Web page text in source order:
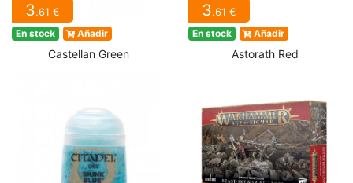
3.61 €
En stock Añadir
Castellan Green
3.61 €
En stock Añadir
Astorath Red